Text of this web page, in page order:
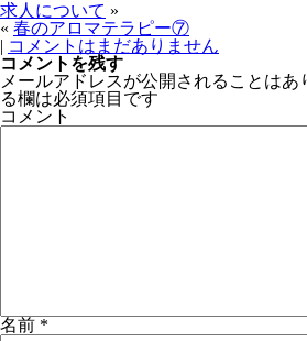
求人について »
« 春のアロマテラピー⑦
| コメントはまだありません
コメントを残す
メールアドレスが公開されることはあ
る欄は必須項目です
コメント
名前 *